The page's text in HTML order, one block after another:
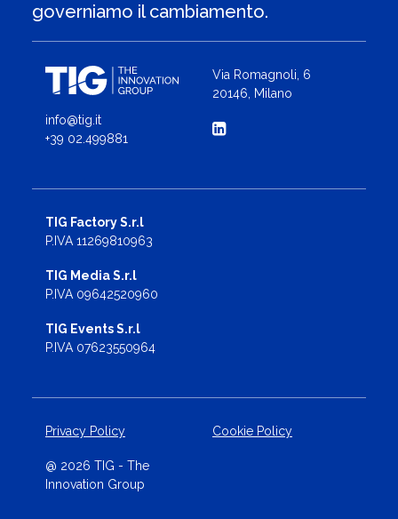
governiamo il cambiamento.
info@tig.it
+39 02.499881
Via Romagnoli, 6
20146, Milano
TIG Factory S.r.l
P.IVA 11269810963
TIG Media S.r.l
P.IVA 09642520960
TIG Events S.r.l
P.IVA 07623550964
Privacy Policy Cookie Policy
@ 2026 TIG - The
Innovation Group